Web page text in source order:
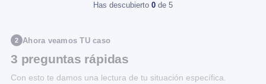
Has descubierto 0 de 5
2 Ahora veamos TU caso
3 preguntas rápidas
Con esto te damos una lectura de tu situación específica.